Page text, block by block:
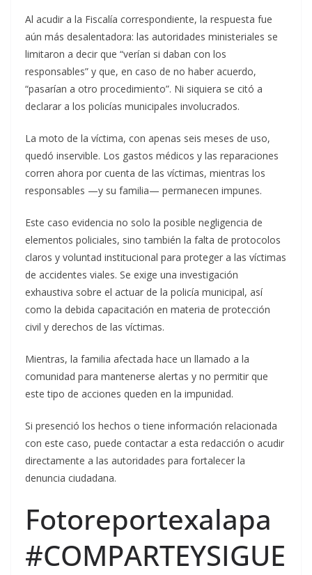
Al acudir a la Fiscalía correspondiente, la respuesta fue
aún más desalentadora: las autoridades ministeriales se
limitaron a decir que “verían si daban con los
responsables” y que, en caso de no haber acuerdo,
“pasarían a otro procedimiento”. Ni siquiera se citó a
declarar a los policías municipales involucrados.
La moto de la víctima, con apenas seis meses de uso,
quedó inservible. Los gastos médicos y las reparaciones
corren ahora por cuenta de las víctimas, mientras los
responsables —y su familia— permanecen impunes.
Este caso evidencia no solo la posible negligencia de
elementos policiales, sino también la falta de protocolos
claros y voluntad institucional para proteger a las víctimas
de accidentes viales. Se exige una investigación
exhaustiva sobre el actuar de la policía municipal, así
como la debida capacitación en materia de protección
civil y derechos de las víctimas.
Mientras, la familia afectada hace un llamado a la
comunidad para mantenerse alertas y no permitir que
este tipo de acciones queden en la impunidad.
Si presenció los hechos o tiene información relacionada
con este caso, puede contactar a esta redacción o acudir
directamente a las autoridades para fortalecer la
denuncia ciudadana.
Fotoreportexalapa
#COMPARTEYSIGUE